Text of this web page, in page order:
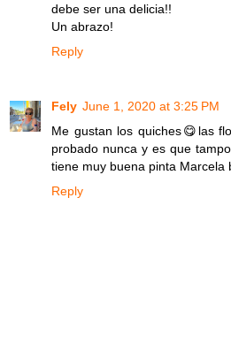
debe ser una delicia!!
Un abrazo!
Reply
Fely June 1, 2020 at 3:25 PM
Me gustan los quiches😋las
probado nunca y es que
tiene muy buena pinta Marcela
Reply